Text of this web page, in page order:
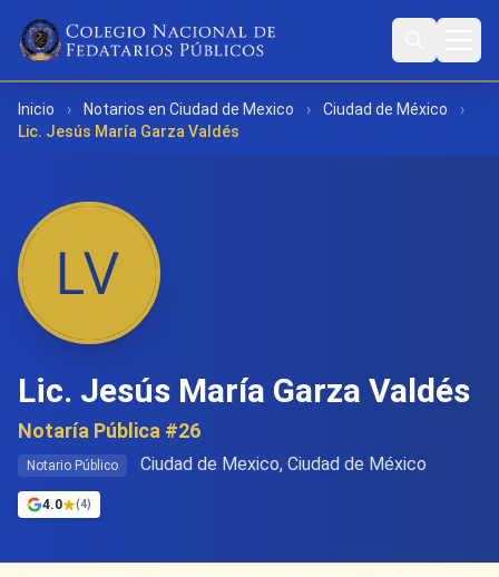
Inicio › Notarios en Ciudad de Mexico › Ciudad de México
›
Lic. Jesús María Garza Valdés
Lic. Jesús María Garza Valdés
Notaría Pública #26
Notario Público Ciudad de Mexico, Ciudad de México
4.0 (4)